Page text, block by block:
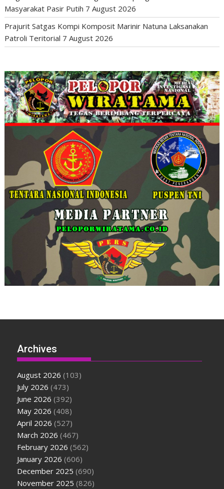
Masyarakat Pasir Putih 7 August 2026
Prajurit Satgas Kompi Komposit Marinir Natuna Laksanakan
Patroli Teritorial 7 August 2026
Archives
August 2026 (103)
July 2026 (473)
June 2026 (392)
May 2026 (408)
April 2026 (527)
March 2026 (467)
February 2026 (562)
January 2026 (606)
December 2025 (690)
November 2025 (826)